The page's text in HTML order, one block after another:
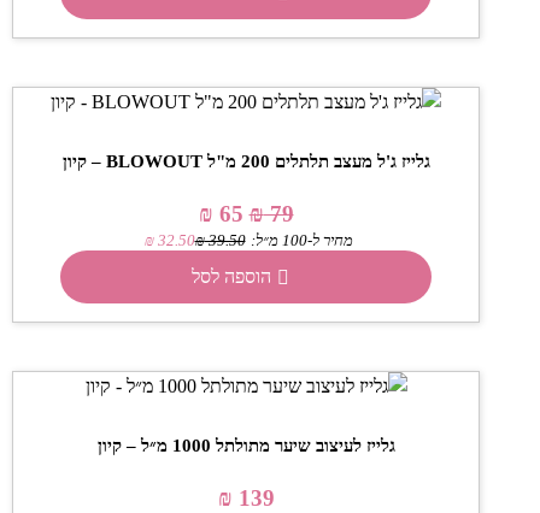
גלייז ג'ל מעצב תלתלים 200 מ"ל BLOWOUT – קיון
₪79
₪ 65
מחיר ל-100 מ״ל: ₪39.50
₪32.50
הוספה לסל
גלייז לעיצוב שיער מתולתל 1000 מ״ל – קיון
₪ 139